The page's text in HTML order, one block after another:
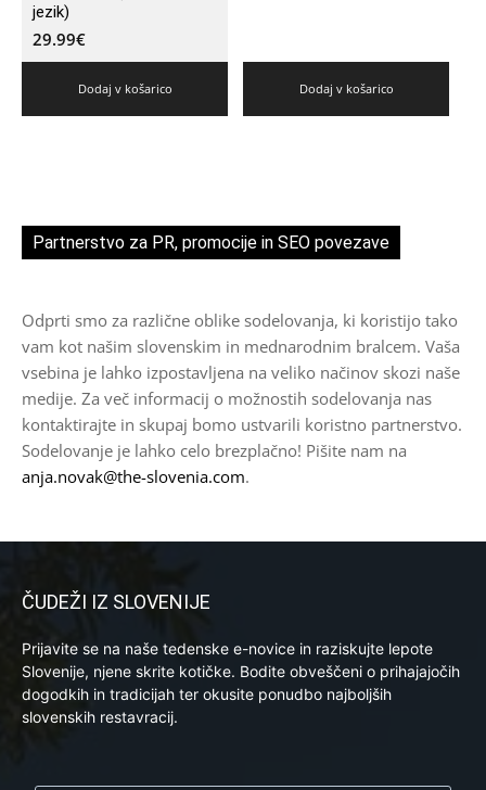
jezik)
29.99€
Dodaj v košarico Dodaj v košarico
Partnerstvo za PR, promocije in SEO povezave
Odprti smo za različne oblike sodelovanja, ki koristijo tako
vam kot našim slovenskim in mednarodnim bralcem. Vaša
vsebina je lahko izpostavljena na veliko načinov skozi naše
medije. Za več informacij o možnostih sodelovanja nas
kontaktirajte in skupaj bomo ustvarili koristno partnerstvo.
Sodelovanje je lahko celo brezplačno! Pišite nam na
anja.novak@the-slovenia.com.
ČUDEŽI IZ SLOVENIJE
Prijavite se na naše tedenske e-novice in raziskujte lepote
Slovenije, njene skrite kotičke. Bodite obveščeni o prihajajočih
dogodkih in tradicijah ter okusite ponudbo najboljših
slovenskih restavracij.